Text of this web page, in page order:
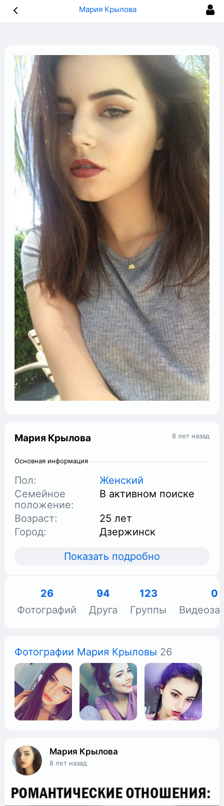
Мария Крылова
8 лет назад
Мария Крылова
Основная информация
Пол:
Женский
Семейное
положение:
В активном поиске
Возраст:
25 лет
Город:
Дзержинск
Показать подробно
26
Фотографий
94
Друга
123
Группы
0
Фотографии Мария Крыловы 26
Мария Крылова
8 лет назад